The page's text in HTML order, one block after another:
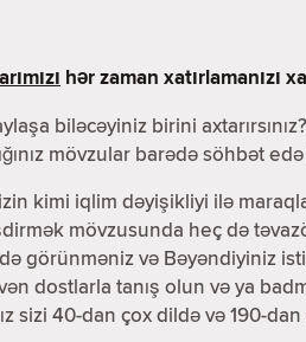
hər zaman xatırlamanızı
biləcəyiniz birini
mövzular barədə söhbət
kimi iqlim dəyişikliyi ilə
mövzusunda heç də
görünməniz və Bəyəndiyiniz
dostlarla tanış olun və ya
sizi 40-dan çox dildə və 190-